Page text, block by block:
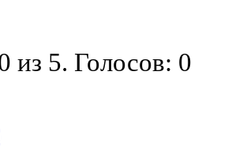
из 5. Голосов: 0